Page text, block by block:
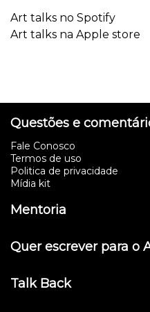
Art talks no Spotify
Art talks na Apple store
Questões e
Fale Conosco
Termos de uso
Politica de privacidade
Mídia kit
Mentoria
Quer escrever para o
Talk Back